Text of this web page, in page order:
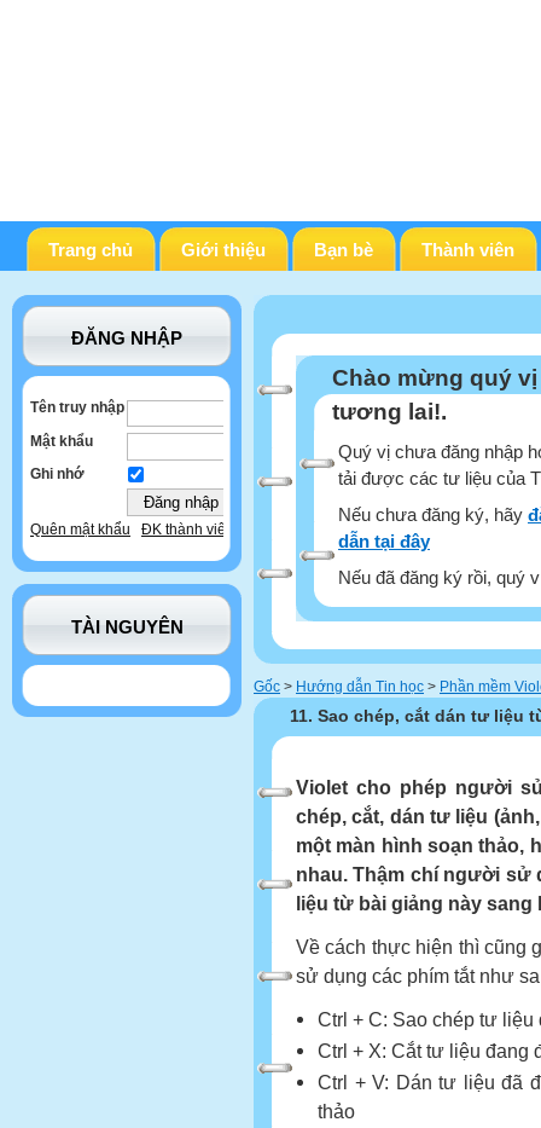
Trang chủ Giới thiệu Bạn bè Thành viên
ĐĂNG NHẬP
Tên truy nhập
Mật khẩu
Ghi nhớ
Quên mật khẩu ĐK thành viên
TÀI NGUYÊN
Chào mừng quý
tương lai!.
Quý vị chưa đăng nhập
tải được các tư liệu của
Nếu chưa đăng ký, hãy
dẫn tại đây
Nếu đã đăng ký rồi, quý
Gốc > Hướng dẫn Tin học > Phần mềm
11. Sao chép, cắt dán tư liệu
Violet cho phép người
chép, cắt, dán tư liệu
một màn hình soạn thảo,
nhau. Thậm chí người
liệu từ bài giảng này sang
Về cách thực hiện thì cũng
sử dụng các phím tắt như
Ctrl + C: Sao chép tư
Ctrl + X: Cắt tư liệu đang
Ctrl + V: Dán tư liệu đã
thảo